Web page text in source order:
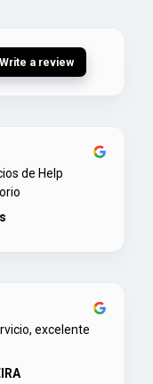
Write a review
de Help
excelente